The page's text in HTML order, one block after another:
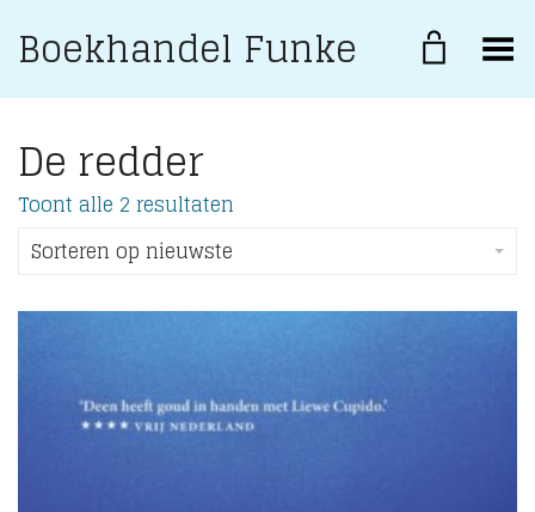
Boekhandel Funke Toggle Menu
De redder
Toont alle 2 resultaten
Sorteren op nieuwste